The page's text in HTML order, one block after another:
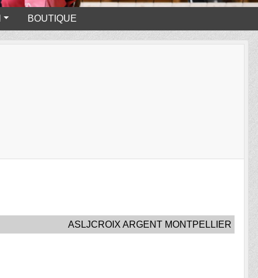
BOUTIQUE
ASLJCROIX ARGENT MONTPELLIER